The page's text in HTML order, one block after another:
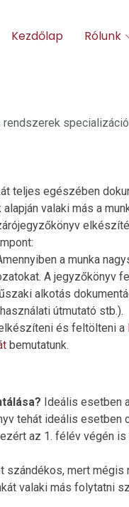
Kezdőlap Rólunk
teljes egészében
valaki más a
a munka
A jegyzőkönyv
alkotás
útmutató stb.).
és feltölteni a
bemutatunk.
Ideális esetben
tehát ideális esetben
az 1. félév végén
szándékos, mert
valaki más folytatni